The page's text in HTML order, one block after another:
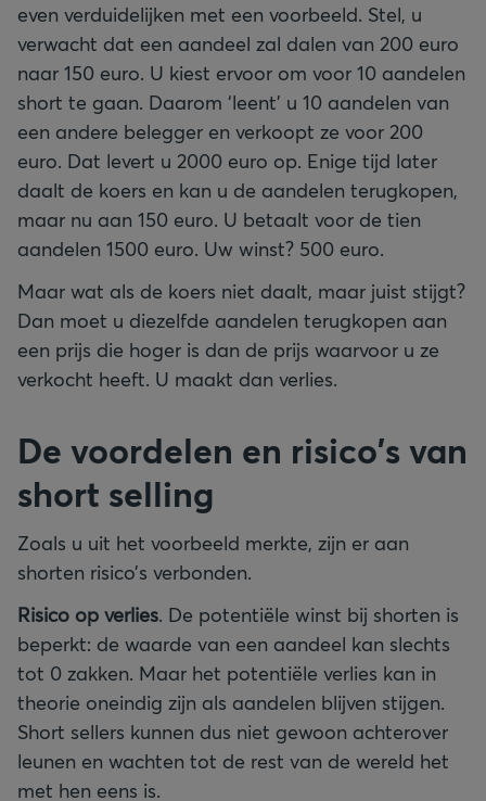
even verduidelijken met een voorbeeld. Stel, u
verwacht dat een aandeel zal dalen van 200 euro
naar 150 euro. U kiest ervoor om voor 10 aandelen
short te gaan. Daarom ‘leent’ u 10 aandelen van
een andere belegger en verkoopt ze voor 200
euro. Dat levert u 2000 euro op. Enige tijd later
daalt de koers en kan u de aandelen terugkopen,
maar nu aan 150 euro. U betaalt voor de tien
aandelen 1500 euro. Uw winst? 500 euro.
Maar wat als de koers niet daalt, maar juist stijgt?
Dan moet u diezelfde aandelen terugkopen aan
een prijs die hoger is dan de prijs waarvoor u ze
verkocht heeft. U maakt dan verlies.
De voordelen en risico's van
short selling
Zoals u uit het voorbeeld merkte, zijn er aan
shorten risico’s verbonden.
Risico op verlies. De potentiële winst bij shorten is
beperkt: de waarde van een aandeel kan slechts
tot 0 zakken. Maar het potentiële verlies kan in
theorie oneindig zijn als aandelen blijven stijgen.
Short sellers kunnen dus niet gewoon achterover
leunen en wachten tot de rest van de wereld het
met hen eens is.